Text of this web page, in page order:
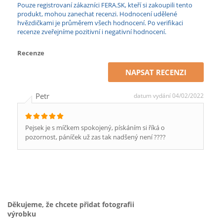
Pouze registrovaní zákazníci FERA.SK, kteří si zakoupili tento
produkt, mohou zanechat recenzi. Hodnocení udělené
hvězdičkami je průměrem všech hodnocení. Po verifikaci
recenze zveřejníme pozitivní i negativní hodnocení.
Recenze
NAPSAT RECENZI
Petr datum vydání 04/02/2022
Pejsek je s míčkem spokojený, pískáním si říká o
pozornost, páníček už zas tak nadšený není ????
Děkujeme, že chcete přidat fotografii
výrobku